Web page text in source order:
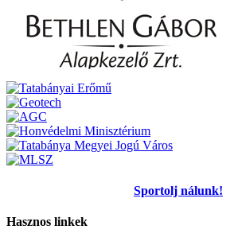
Sportolj nálunk!
Hasznos linkek